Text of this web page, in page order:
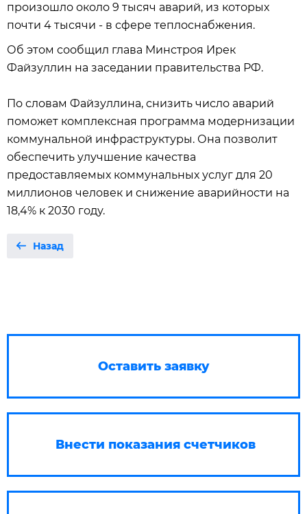
произошло около 9 тысяч аварий, из которых
почти 4 тысячи - в сфере теплоснабжения.
Об этом сообщил глава Минстроя Ирек
Файзуллин на заседании правительства РФ.
По словам Файзуллина, снизить число аварий
поможет комплексная программа модернизации
коммунальной инфраструктуры. Она позволит
обеспечить улучшение качества
предоставляемых коммунальных услуг для 20
миллионов человек и снижение аварийности на
18,4% к 2030 году.
Назад
Оставить заявку
Внести показания счетчиков